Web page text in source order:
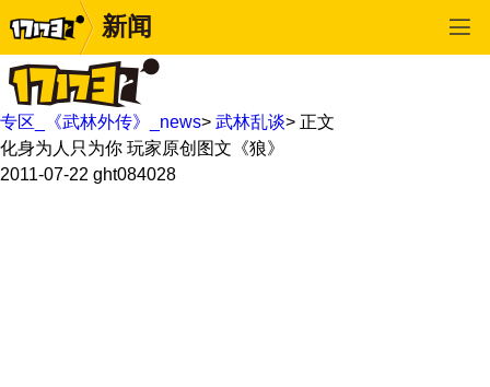
新闻
专区_《武林外传》_news> 武林乱谈> 正文
化身为人只为你 玩家原创图文《狼》
2011-07-22 ght084028